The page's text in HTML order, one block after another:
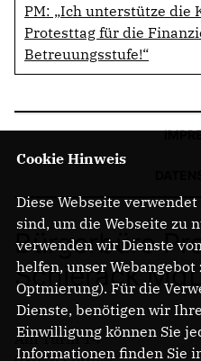
PM: „Ich unterstütze die
Protesttag für die
Betreuungsstufe!“
Bürgerbüro
Schierack
Am Turm 14
Cookie Hinweis
Diese Webseite
sind, um die Webseite zu
verwenden wir Dienste
helfen, unser
Optmierung). Für die
Dienste, benötigen wir
Einwilligung können Sie
Informationen finden Sie